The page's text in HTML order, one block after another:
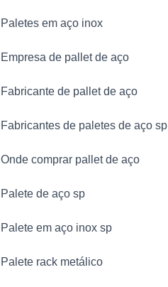
Paletes em aço inox
Empresa de pallet de aço
Fabricante de pallet de aço
Fabricantes de paletes de aço sp
Onde comprar pallet de aço
Palete de aço sp
Palete em aço inox sp
Palete rack metálico